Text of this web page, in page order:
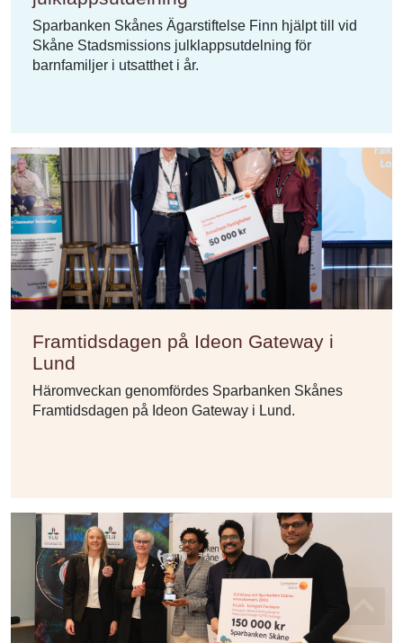
Sparbanken Skånes Ägarstiftelse Finn hjälpt till vid
Skåne Stadsmissions julklappsutdelning för
barnfamiljer i utsatthet i år.
Framtidsdagen på Ideon Gateway i
Lund
Häromveckan genomfördes Sparbanken Skånes
Framtidsdagen på Ideon Gateway i Lund.